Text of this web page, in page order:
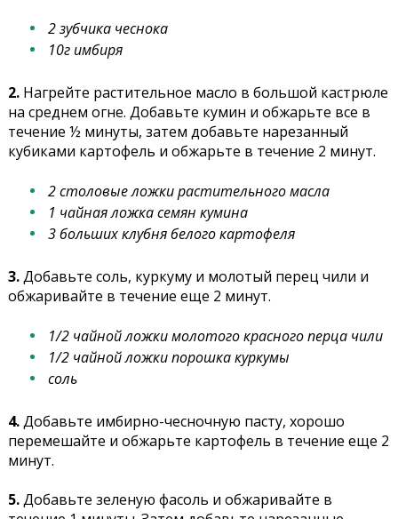
2 зубчика чеснока
10г имбиря
2.Нагрейте растительное масло в большой кастрюле
на среднем огне. Добавьте кумин и обжарьте все в
течение ½ минуты, затем добавьте нарезанный
кубиками картофель и обжарьте в течение 2 минут.
2 столовые ложки растительного масла
1 чайная ложка семян кумина
3 больших клубня белого картофеля
3.Добавьте соль, куркуму и молотый перец чили и
обжаривайте в течение еще 2 минут.
1/2 чайной ложки молотого красного перца чили
1/2 чайной ложки порошка куркумы
соль
4.Добавьте имбирно-чесночную пасту, хорошо
перемешайте и обжарьте картофель в течение еще 2
минут.
5.Добавьте зеленую фасоль и обжаривайте в